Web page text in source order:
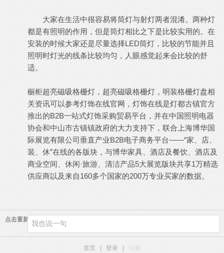
大家在生活中很容易将筒灯与射灯两者混淆。两种灯
都是有照明的作用，但是筒灯相比之下是比较实用的。在
安装的时候大家还是尽量选择LED筒灯，比较的节能并且
照明时灯光的线条比较均匀，人眼感觉起来会比较的舒
适。
橱柜超亮磁吸格栅灯 ， 超亮磁吸格栅灯 ， 明装格栅灯盘相
关资讯可以参考灯饰在线官网，灯饰在线是灯都古镇官方
推出的B2B一站式灯饰采购贸易平台，并在中国照明电器
协会和中山市古镇镇政府的大力支持下，联合上海博华国
际展览有限公司垂直产业B2B电子商务平台——“家、店、
装、休”在线的各版块，与博华家具、酒店及餐饮、酒店及
商业空间、休闲·旅游、清洁产品5大展览版块共享1万精选
供应商以及来自160多个国家的200万专业买家的数据。
点击重新加载
首页 登录